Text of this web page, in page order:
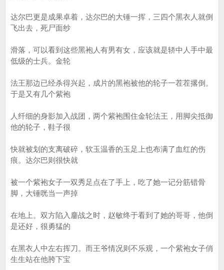
达尔巴更是成果卓着，达尔巴的大锤一挥，三四个黑衣人就倒
飞出去，死尸面纱
滑落，可以看到这些黑袍人有男有女，应该就是轿中人手中最
低级的士兵。金轮
法王那边已经杀得兴起，成片的黑袍被他的轮子一茬茬撂倒。
于是又有几个紫袍
人纤细的身影加入战团，两个紫袍围住金轮法王，用脚尖抵御
他的轮子，鞋子很
快就被划的支离破碎，软玉温香的玉足上也布满了血红的伤
痕。达尔巴则很快就
被一个紫袍女子一双秀足点在了手上，吃了她一记分筋错骨
脚，大锤咣当一声掉
在地上。双方陷入鏖战之时，赵敏终于看到了她的哥哥，他倒
是还好，很勇猛的
在黑衣人中左右挥刀。而王爷情况则不乐观，一个紫袍女子俏
生生站在他胯下宝